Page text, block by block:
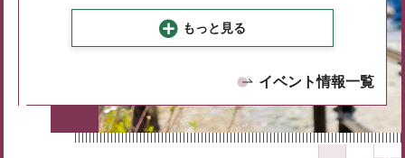
もっと見る
イベント情報一覧